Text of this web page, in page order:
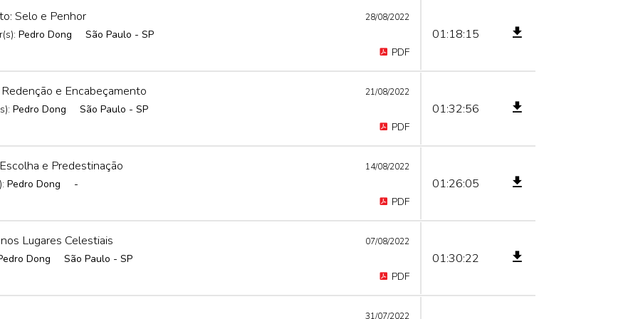
Selo e Penhor 28/08/2022
Pedro Dong
São Paulo - SP
PDF
01:18:15
e Encabeçamento 21/08/2022
Pedro Dong
São Paulo - SP
PDF
01:32:56
e Predestinação 14/08/2022
Pedro Dong
-
PDF
01:26:05
Lugares Celestiais 07/08/2022
Dong
São Paulo - SP
PDF
01:30:22
31/07/2022